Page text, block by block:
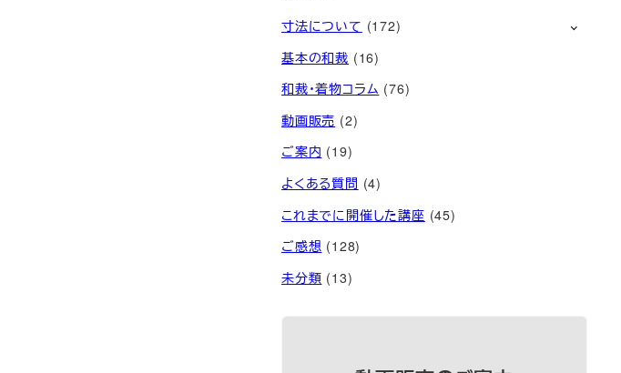
寸法について (172)
基本の和裁 (16)
和裁・着物コラム (76)
動画販売 (2)
ご案内 (19)
よくある質問 (4)
これまでに開催した講座 (45)
ご感想 (128)
未分類 (13)